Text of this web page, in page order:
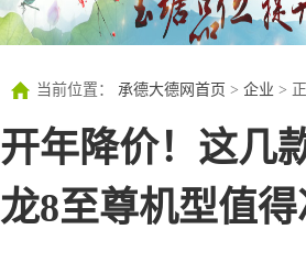
当前位置： 承德大德网首页 > 企业 >
开年降价！这几
龙8至尊机型值得